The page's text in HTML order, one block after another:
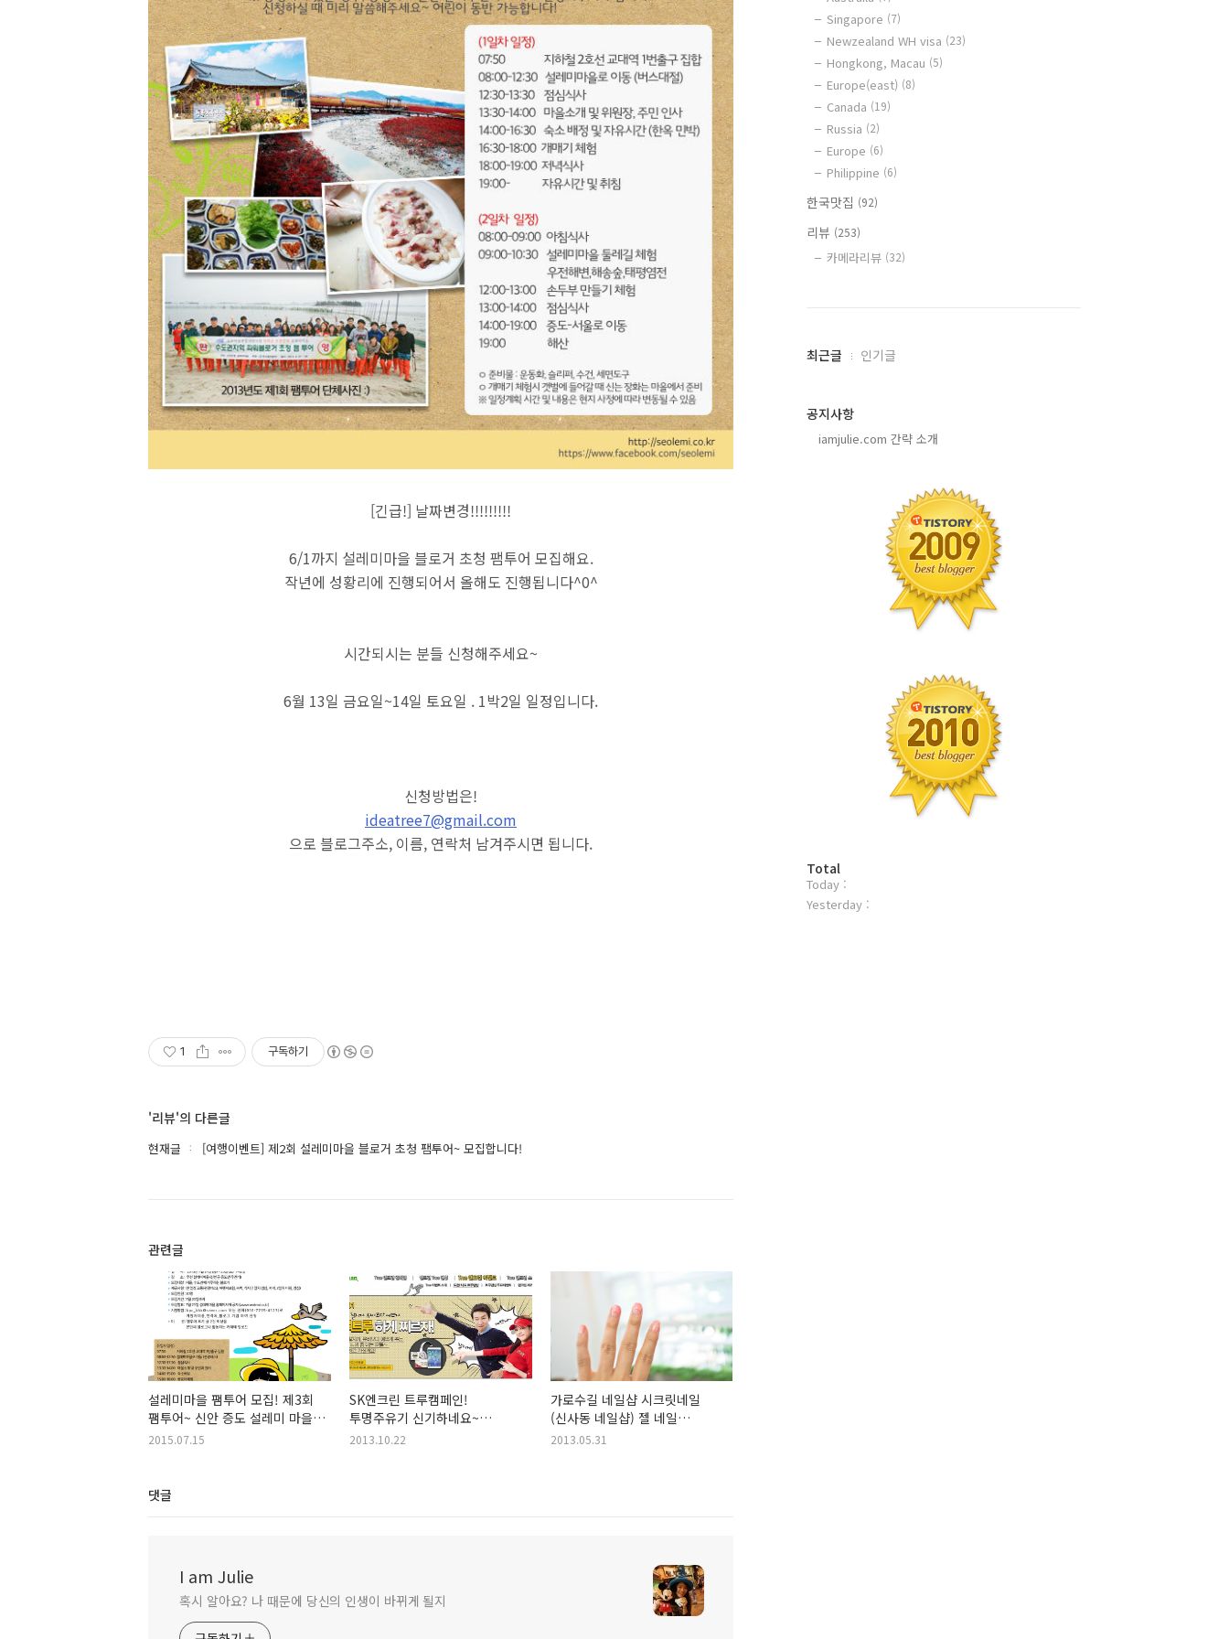
[긴급!] 날짜변경!!!!!!!!!
6/1까지 설레미마을 블로거 초청 팸투어 모집해요.
작년에 성황리에 진행되어서 올해도 진행됩니다^0^
시간되시는 분들 신청해주세요~
6월 13일 금요일~14일 토요일 . 1박2일 일정입니다.
신청방법은!
ideatree7@gmail.com
으로 블로그주소, 이름, 연락처 남겨주시면 됩니다.
1 구독하기
'리뷰'의 다른글
현재글 [여행이벤트] 제2회 설레미마을 블로거 초청 팸투어~ 모집합니다!
관련글
설레미마을 팸투어 모집! 제3회
팸투어~ 신안 증도 설레미 마을
무료 여행 이벤트로 가요!
2015.07.15
SK엔크린 트루캠페인!
투명주유기 신기하네요~
이광수따라서 트루댄스 이벤트
2013.10.22
가로수길 네일샵 시크릿네일
(신사동 네일샵) 젤 네일
페디큐어 +_+
2013.05.31
댓글
I am Julie
혹시 알아요? 나 때문에 당신의 인생이 바뀌게 될지
Singapore (7)
Newzealand WH visa (23)
Hongkong, Macau (5)
Europe(east) (8)
Canada (19)
Russia (2)
Europe (6)
Philippine (6)
한국맛집 (92)
리뷰 (253)
카메라리뷰 (32)
최
과
최근글 인기글
공지사항
iamjulie.com 간략 소개
방
문
자
Total
Today :
Yesterday :